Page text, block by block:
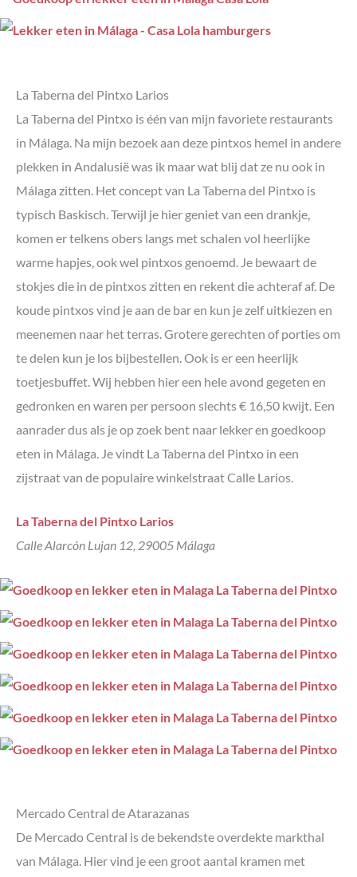
La Taberna del Pintxo Larios
La Taberna del Pintxo is één van mijn favoriete restaurants
in Málaga. Na mijn bezoek aan deze pintxos hemel in andere
plekken in Andalusië was ik maar wat blij dat ze nu ook in
Málaga zitten. Het concept van La Taberna del Pintxo is
typisch Baskisch. Terwijl je hier geniet van een drankje,
komen er telkens obers langs met schalen vol heerlijke
warme hapjes, ook wel pintxos genoemd. Je bewaart de
stokjes die in de pintxos zitten en rekent die achteraf af. De
koude pintxos vind je aan de bar en kun je zelf uitkiezen en
meenemen naar het terras. Grotere gerechten of porties om
te delen kun je los bijbestellen. Ook is er een heerlijk
toetjesbuffet. Wij hebben hier een hele avond gegeten en
gedronken en waren per persoon slechts € 16,50 kwijt. Een
aanrader dus als je op zoek bent naar lekker en goedkoop
eten in Málaga. Je vindt La Taberna del Pintxo in een
zijstraat van de populaire winkelstraat Calle Larios.
La Taberna del Pintxo Larios
Calle Alarcón Lujan 12, 29005 Málaga
Mercado Central de Atarazanas
De Mercado Central is de bekendste overdekte markthal
van Málaga. Hier vind je een groot aantal kramen met